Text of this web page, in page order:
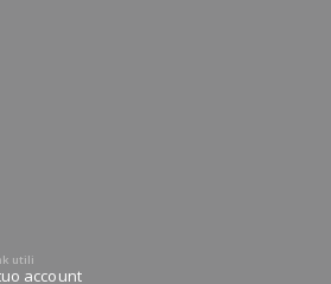
utili
account